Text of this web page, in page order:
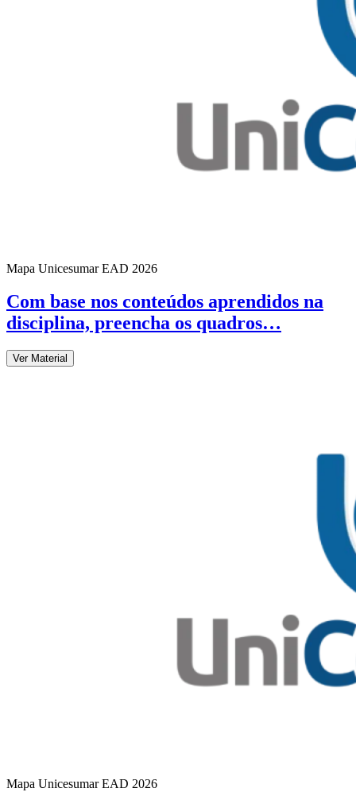
Mapa Unicesumar EAD 2026
Com base nos conteúdos aprendidos na
disciplina, preencha os quadros…
Ver Material
Mapa Unicesumar EAD 2026